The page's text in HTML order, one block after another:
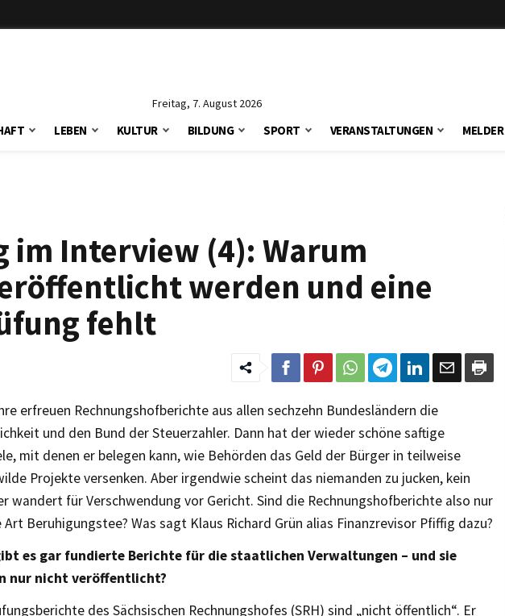
Freitag, 7. August 2026
LEBEN KULTUR BILDUNG SPORT VERANSTALTUNGEN MELDER
im Interview (4): Warum
werden und eine
fehlt
erfreuen Rechnungshofberichte aus allen sechzehn Bundesländern die
und den Bund der Steuerzahler. Dann hat der wieder schöne saftige
mit denen er belegen kann, wie Behörden das Geld der Bürger in teilweise
Projekte versenken. Aber irgendwie scheint das niemanden zu jucken, kein
wandert für Verschwendung vor Gericht. Sind die Rechnungshofberichte also nur
Art Beruhigungstee? Was sagt Klaus Richard Grün alias Finanzrevisor Pfiffig dazu?
es gar fundierte Berichte für die staatlichen Verwaltungen – und sie
nur nicht veröffentlicht?
des Sächsischen Rechnungshofes (SRH) sind „nicht öffentlich“. Er